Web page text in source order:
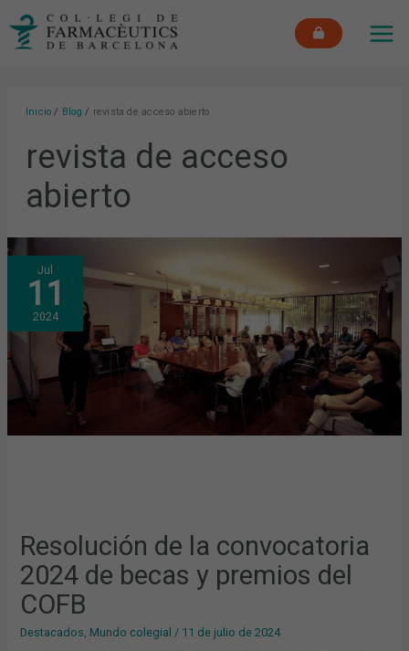
Inicio Blog revista de acceso abierto
revista de acceso
abierto
Jul
11
2024
Resolución de la convocatoria
2024 de becas y premios del
COFB
Destacados, Mundo colegial / 11 de julio de 2024
RESOLUCIÓN
DE
LA
2024
DE
BECAS
PREMIOS
DEL
COFB